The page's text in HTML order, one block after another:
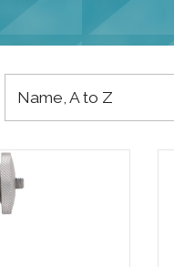
Name, A to Z